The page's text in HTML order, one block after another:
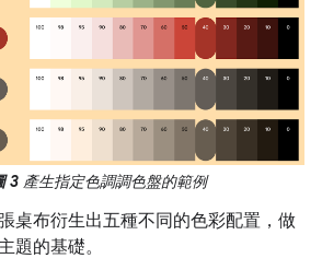
3 產生指定色調調色盤的範例
桌布衍生出五種不同的色彩配置，做
題的基礎。